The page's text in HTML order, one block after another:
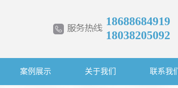
18688684919
18038205092
案例展示 关于我们 联系我们